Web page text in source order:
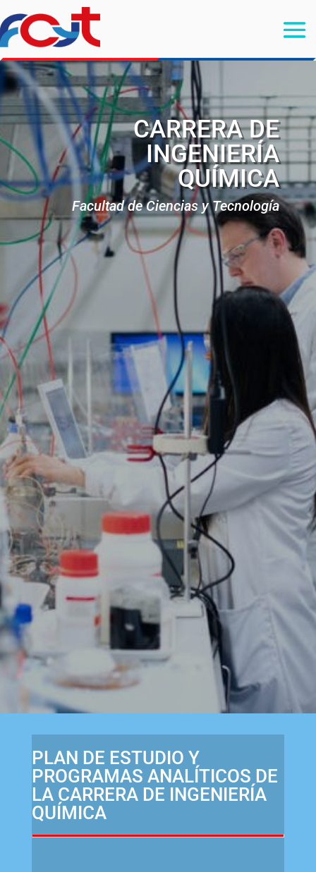
CARRERA DE
INGENIERÍA
QUÍMICA
Facultad de Ciencias y Tecnología
PLAN DE ESTUDIO Y
PROGRAMAS ANALÍTICOS DE
LA CARRERA DE INGENIERÍA
QUÍMICA